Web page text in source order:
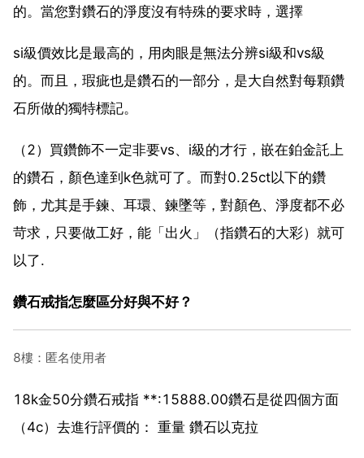
的。當您對鑽石的淨度沒有特殊的要求時，選擇
si級價效比是最高的，用肉眼是無法分辨si級和vs級
的。而且，瑕疵也是鑽石的一部分，是大自然對每顆鑽
石所做的獨特標記。
（2）買鑽飾不一定非要vs、i級的才行，嵌在鉑金託上
的鑽石，顏色達到k色就可了。而對0.25ct以下的鑽
飾，尤其是手鍊、耳環、鍊墜等，對顏色、淨度都不必
苛求，只要做工好，能「出火」（指鑽石的大彩）就可
以了.
鑽石戒指怎麼區分好與不好？
8樓：匿名使用者
18k金50分鑽石戒指 **:15888.00鑽石是從四個方面
（4c）去進行評價的： 重量 鑽石以克拉